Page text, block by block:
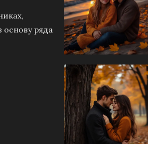
основу ряда